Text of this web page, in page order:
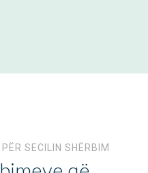
SECILIN SHËRBIM